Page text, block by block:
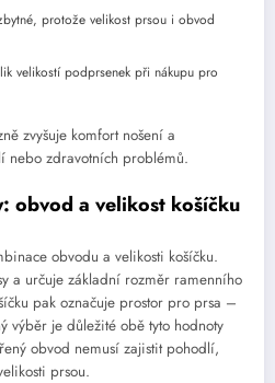
protože velikost prsou i obvod
velikostí podprsenek při nákupu pro
zvyšuje komfort nošení a
nebo zdravotních problémů.
obvod a velikost košíčku
obvodu a velikosti košíčku.
a určuje základní rozměr ramenního
pak označuje prostor pro prsa –
výběr je důležité obě tyto hodnoty
obvod nemusí zajistit pohodlí,
prsou.